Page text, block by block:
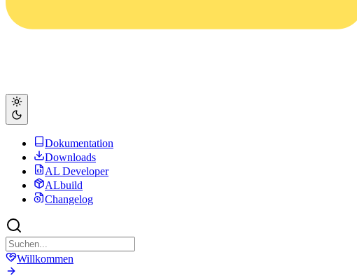
Dokumentation
Downloads
AL Developer
ALbuild
Changelog
Willkommen